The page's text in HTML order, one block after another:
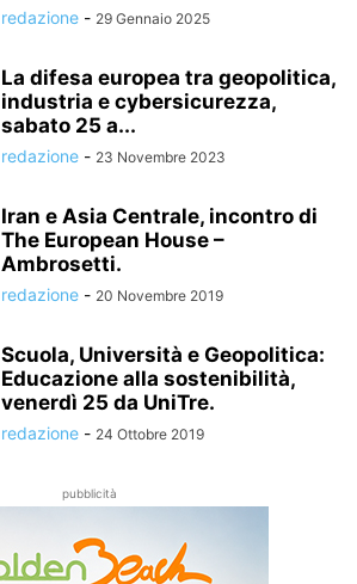
redazione - 29 Gennaio 2025
La difesa europea tra geopolitica,
industria e cybersicurezza,
sabato 25 a...
redazione - 23 Novembre 2023
Iran e Asia Centrale, incontro di
The European House –
Ambrosetti.
redazione - 20 Novembre 2019
Scuola, Università e Geopolitica:
Educazione alla sostenibilità,
venerdì 25 da UniTre.
redazione - 24 Ottobre 2019
pubblicità